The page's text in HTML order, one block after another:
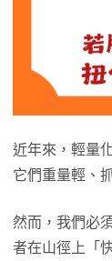
近年來，輕量
它們重量輕、
然而，我們必
者在山徑上「